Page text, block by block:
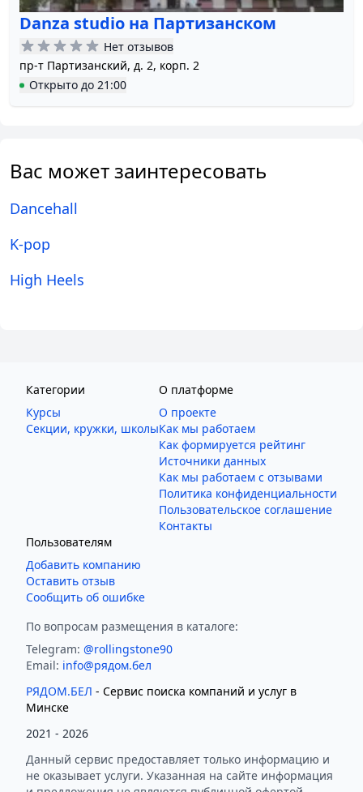
Danza studio на Партизанском
Нет отзывов
пр-т Партизанский, д. 2, корп. 2
Открыто до 21:00
Вас может заинтересовать
Dancehall
K-pop
High Heels
Категории
Курсы
Секции, кружки, школы
О платформе
О проекте
Как мы работаем
Как формируется рейтинг
Источники данных
Как мы работаем с отзывами
Политика конфиденциальности
Пользовательское соглашение
Контакты
Пользователям
Добавить компанию
Оставить отзыв
Сообщить об ошибке
По вопросам размещения в каталоге:
Telegram: @rollingstone90
Email: info@рядом.бел
РЯДОМ.БЕЛ - Cервис поиска компаний и услуг в
Минске
2021 - 2026
Данный сервис предоставляет только информацию и
не оказывает услуги. Указанная на сайте информация